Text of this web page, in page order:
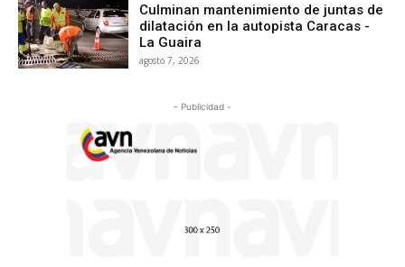
Culminan mantenimiento de juntas de
dilatación en la autopista Caracas -
La Guaira
agosto 7, 2026
- Publicidad -